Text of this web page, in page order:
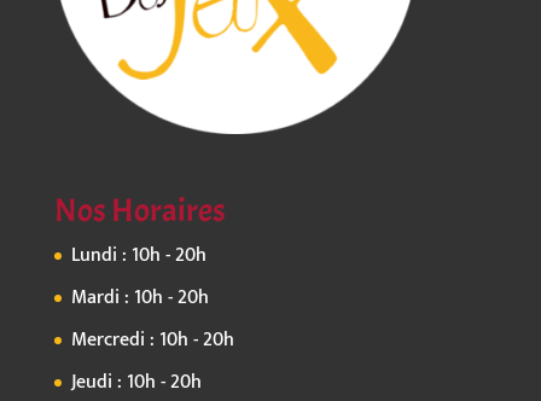
Nos Horaires
Lundi : 10h - 20h
Mardi : 10h - 20h
Mercredi : 10h - 20h
Jeudi : 10h - 20h